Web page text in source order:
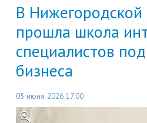
В Нижегородской
прошла школа
специалистов
бизнеса
05 июня 2026 17:00